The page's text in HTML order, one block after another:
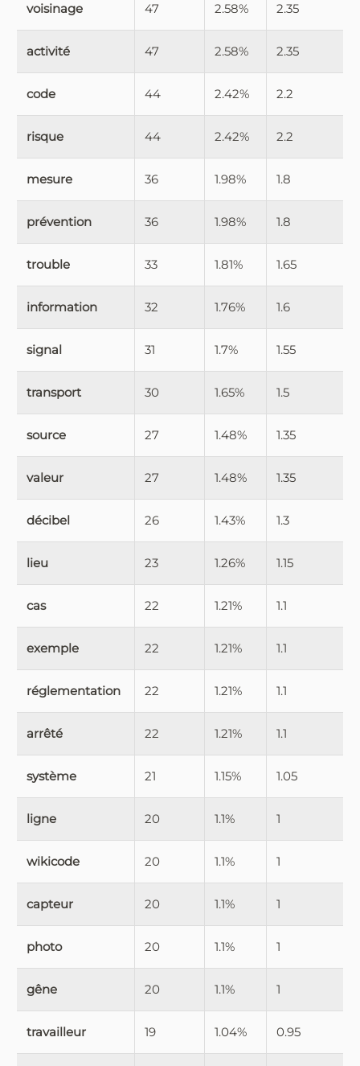
voisinage 47 2.58% 2.35
activité 47 2.58% 2.35
code 44 2.42% 2.2
risque 44 2.42% 2.2
mesure 36 1.98% 1.8
prévention 36 1.98% 1.8
trouble 33 1.81% 1.65
information 32 1.76% 1.6
signal 31 1.7% 1.55
transport 30 1.65% 1.5
source 27 1.48% 1.35
valeur 27 1.48% 1.35
décibel 26 1.43% 1.3
lieu 23 1.26% 1.15
cas 22 1.21% 1.1
exemple 22 1.21% 1.1
réglementation 22 1.21% 1.1
arrêté 22 1.21% 1.1
système 21 1.15% 1.05
ligne 20 1.1% 1
wikicode 20 1.1% 1
capteur 20 1.1% 1
photo 20 1.1% 1
gêne 20 1.1% 1
travailleur 19 1.04% 0.95